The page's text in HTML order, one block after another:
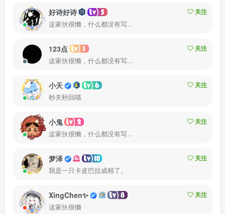
好诗好诗
关注
这家伙很懒，什么都没有写...
123点
关注
这家伙很懒，什么都没有写...
小天
关注
秒关秒回喵
小鬼
关注
这家伙很懒，什么都没有写...
梦泽
关注
我是一只卡皮巴拉成精了。
XingChen✨
关注
这家伙很懒